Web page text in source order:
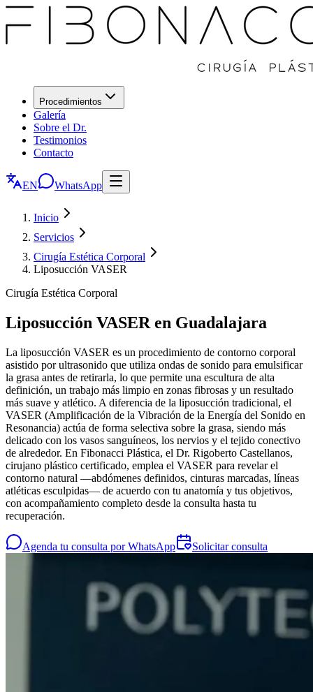
Procedimientos
Galería
Sobre el Dr.
Testimonios
Contacto
EN WhatsApp
Inicio
Servicios
Cirugía Estética Corporal
Liposucción VASER
Cirugía Estética Corporal
Liposucción VASER en Guadalajara
La liposucción VASER es un procedimiento de contorno corporal
asistido por ultrasonido que utiliza ondas de sonido para emulsificar
la grasa antes de retirarla, lo que permite una escultura de alta
definición, un trabajo más limpio en zonas fibrosas y un resultado
más suave y atlético. A diferencia de la liposucción tradicional, el
VASER (Amplificación de la Vibración de la Energía del Sonido en
Resonancia) actúa de forma selectiva sobre la grasa, siendo más
delicado con los vasos sanguíneos, los nervios y el tejido conectivo
de alrededor. En Fibonacci Plástica, el Dr. Rigoberto Castellanos,
cirujano plástico certificado, emplea el VASER para revelar el
contorno natural —abdómenes definidos, cinturas marcadas, líneas
atléticas esculpidas— de acuerdo con tu anatomía y tus objetivos,
con acompañamiento completo desde la consulta hasta tu
recuperación.
Agenda tu consulta por WhatsApp Solicitar consulta